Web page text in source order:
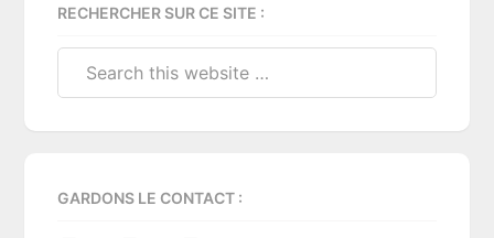
Sidebar
RECHERCHER SUR CE SITE :
GARDONS LE CONTACT :